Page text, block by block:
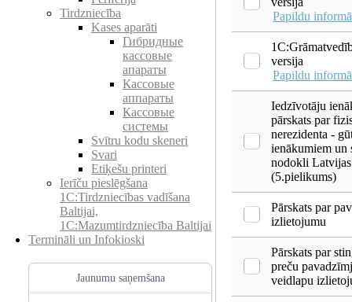
Tirdzniecība
Kases aparāti
Гибридные
кассовые
апараты
Кассовые
аппараты
Кассовые
системы
Svītru kodu skeneri
Svari
Etiķešu printeri
Ierīču pieslēgšana
1C:Tirdzniecības vadīšana
Baltijai,
1C:Mazumtirdzniecība Baltijai
Termināli un Infokioski
Jaunumu saņemšana
Papildu
versija
Papildu
Iedzīvotāju
pārskats par
nerezidenta -
ienākumiem un
nodokli
(5.pielikums)
Pārskats par
izlietojumu
Pārskats par
preču
veidlapu